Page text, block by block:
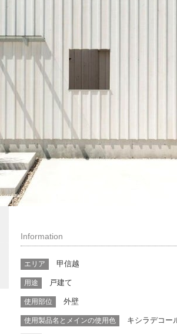
Information
エリア 甲信越
用途 戸建て
使用部位 外壁
使用製品名とメインの使用色 キシラデコー